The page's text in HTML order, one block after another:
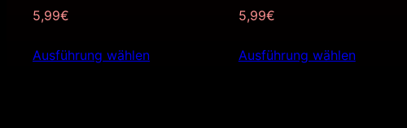
5,99€
Ausführung wählen
5,99€
Ausführung wählen